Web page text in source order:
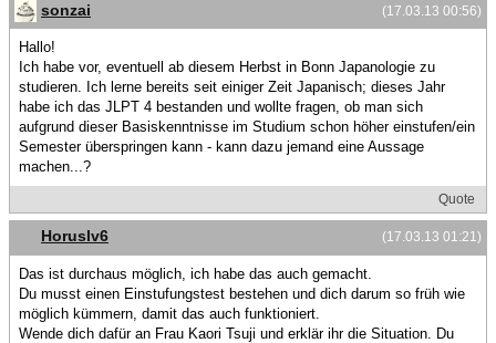
(17.03.13 00:56)
sonzai
Hallo!
Ich habe vor, eventuell ab diesem Herbst in Bonn Japanologie zu
studieren. Ich lerne bereits seit einiger Zeit Japanisch; dieses Jahr
habe ich das JLPT 4 bestanden und wollte fragen, ob man sich
aufgrund dieser Basiskenntnisse im Studium schon höher einstufen/ein
Semester überspringen kann - kann dazu jemand eine Aussage
machen...?
Quote
(17.03.13 01:21)
Horuslv6
Das ist durchaus möglich, ich habe das auch gemacht.
Du musst einen Einstufungstest bestehen und dich darum so früh wie
möglich kümmern, damit das auch funktioniert.
Wende dich dafür an Frau Kaori Tsuji und erklär ihr die Situation. Du